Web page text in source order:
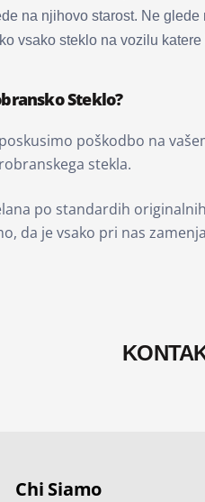
na njihovo starost. Ne
vsako steklo na vozilu
Steklo?
poškodbo na
stekla.
po standardih
da je vsako pri nas
Chi Siamo